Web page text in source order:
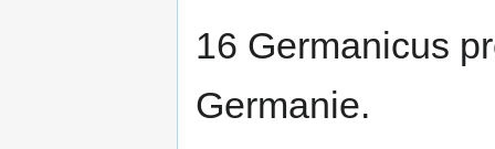
16 Germanicus
Germanie.